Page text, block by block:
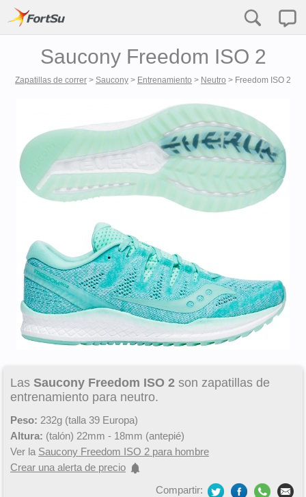
Saucony Freedom ISO 2
Zapatillas de correr > Saucony > Entrenamiento > Neutro > Freedom ISO 2
Las Saucony Freedom ISO 2 son zapatillas de
entrenamiento para neutro.
Peso: 232g (talla 39 Europa)
Altura: (talón) 22mm - 18mm (antepié)
Ver la Saucony Freedom ISO 2 para hombre
Crear una alerta de precio
Compartir: